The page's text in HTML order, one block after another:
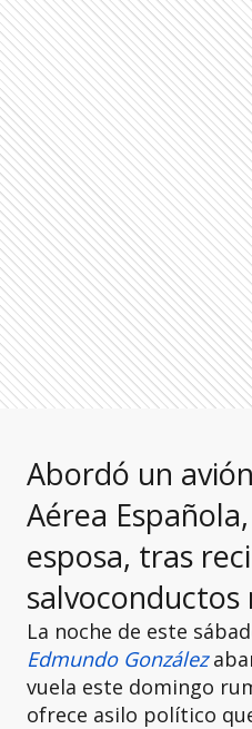
Abordó un
Aérea
esposa, tras
salvoconductos
La noche de este
Edmundo González
vuela este domingo
ofrece asilo político